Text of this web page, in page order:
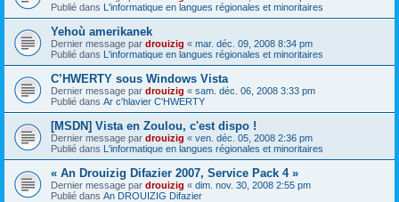
Publié dans L'informatique en langues régionales et minoritaires
Yehoù amerikanek
Dernier message par drouizig « mar. déc. 09, 2008 8:34 pm
Publié dans L'informatique en langues régionales et minoritaires
C’HWERTY sous Windows Vista
Dernier message par drouizig « sam. déc. 06, 2008 3:33 pm
Publié dans Ar c'hlavier C'HWERTY
[MSDN] Vista en Zoulou, c'est dispo !
Dernier message par drouizig « ven. déc. 05, 2008 2:36 pm
Publié dans L'informatique en langues régionales et minoritaires
« An Drouizig Difazier 2007, Service Pack 4 »
Dernier message par drouizig « dim. nov. 30, 2008 2:55 pm
Publié dans An DROUIZIG Difazier